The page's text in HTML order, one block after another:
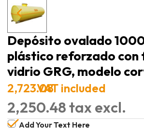
Depósito ovalado
plástico reforzado con
vidrio GRG, modelo
2,723.08VAT included
2,250.48 tax excl.
Add Your Text Here